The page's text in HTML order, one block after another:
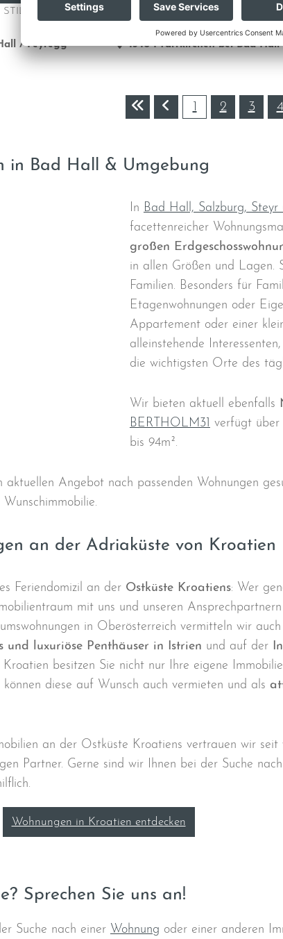
STILVOLLE 4
/ Feyregg
KOMFORTABLE MIETWOHNUNG
TERRASSE UND PRAKTISCH ...
4540Pfarrkirchen bei Bad Hall
1 2 3 4
in Bad Hall & Umgebung
In Bad Hall, Salzburg, Steyr
facettenreicher
großen
in allen Größen und Lagen.
Familien. Besonders für
Etagenwohnungen oder
Appartement oder einer
alleinstehende
die wichtigsten Orte des
Wir bieten aktuell ebenfalls
BERTHOLM31 verfügt über
bis 94m².
aktuellen Angebot nach passenden Wohnungen
an der Adriaküste von Kroatien
Feriendomizil an der Ostküste Kroatiens: Wer
mit uns und unseren
in Oberösterreich vermitteln wir auch
und luxuriöse Penthäuser in Istrien und auf der
besitzen Sie nicht nur Ihre eigene
diese auf Wunsch auch vermieten und als
an der Ostküste Kroatiens vertrauen wir seit
Partner. Gerne sind wir Ihnen bei der Suche
Wohnungen in Kroatien entdecken
Sprechen Sie uns an!
Suche nach einer Wohnung oder einer anderen